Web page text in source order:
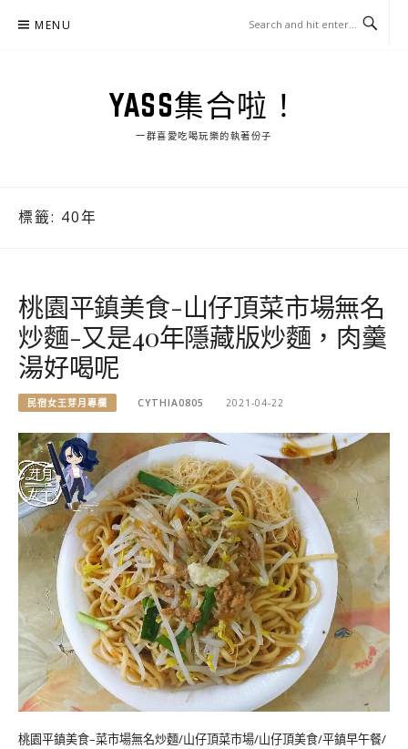
MENU
YASS集合啦！
一群喜愛吃喝玩樂的執著份子
標籤: 40年
桃園平鎮美食-山仔頂菜市場無名
炒麵-又是40年隱藏版炒麵，肉羹
湯好喝呢
民宿女王芽月專欄 CYTHIA0805 2021-04-22
桃園平鎮美食–菜市場無名炒麵/山仔頂菜市場/山仔頂美食/平鎮早午餐/